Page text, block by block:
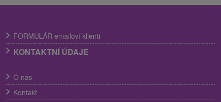
FORMULÁR emailoví klienti
KONTAKTNÍ ÚDAJE
O nás
Kontakt